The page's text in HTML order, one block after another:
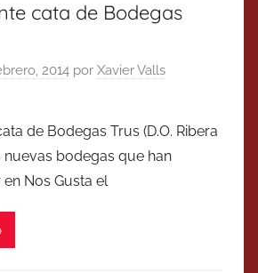
cata de Bodegas
2014 por Xavier Valls
de Bodegas Trus (D.O. Ribera
nuevas bodegas que han
Nos Gusta el